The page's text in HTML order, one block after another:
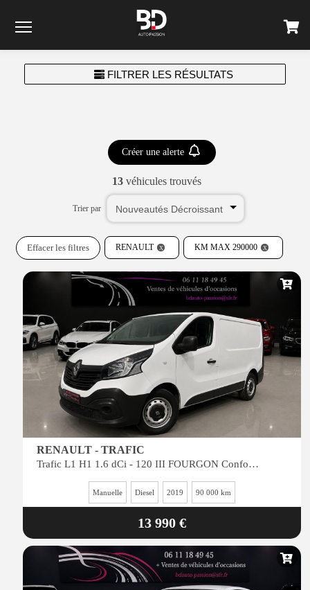
FILTRER LES RÉSULTATS
13véhicules trouvés
Créer une alerte
Trier par
RENAULT
Effacer les filtres KM MAX 290000
RENAULT - TRAFIC
Trafic L1 H1 1.6 dCi - 120 III FOURGON Confort L1H1 / REPRISE POSSIBLE
Manuelle Diesel 2019 90 000 km
13 990 €